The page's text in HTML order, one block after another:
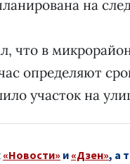
на
что в
определяют
участок на
«Новости» и «Дзен», а